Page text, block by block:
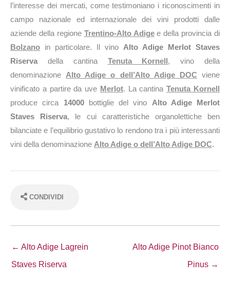
l’interesse dei mercati, come testimoniano i riconoscimenti in
campo nazionale ed internazionale dei vini prodotti dalle
aziende della regione Trentino-Alto Adigee della provincia di
Bolzano in particolare. Il vino Alto Adige Merlot Staves
Riserva della cantina Tenuta Kornell, vino della
denominazione Alto Adige o dell’Alto Adige DOC viene
vinificato a partire da uve Merlot. La cantinaTenuta Kornell
produce circa 14000 bottiglie del vino Alto Adige Merlot
Staves Riserva, le cui caratteristiche organolettiche ben
bilanciate e l’equilibrio gustativo lo rendono tra i più interessanti
vini della denominazione Alto Adige o dell’Alto Adige DOC.
CONDIVIDI
← Alto Adige Lagrein
Staves Riserva
Alto Adige Pinot Bianco
Pinus →